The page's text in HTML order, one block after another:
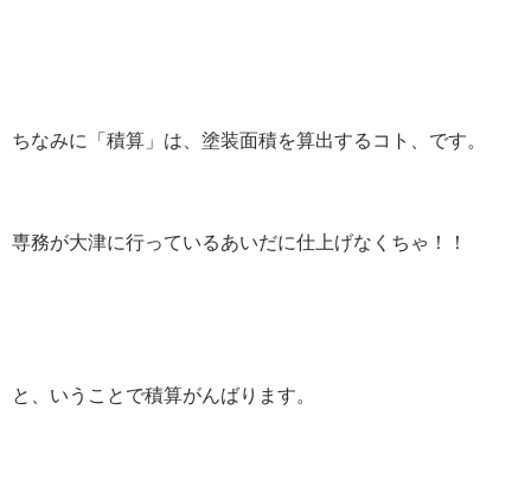
ちなみに「積算」は、塗装面積を算出するコト、です。
専務が大津に行っているあいだに仕上げなくちゃ！！
と、いうことで積算がんばります。